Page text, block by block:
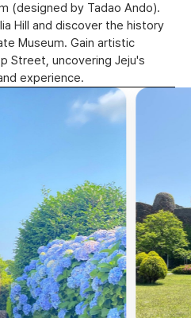
(designed by Tadao Ando).
Hill and discover the history
Museum. Gain artistic
Street, uncovering Jeju's
experience.